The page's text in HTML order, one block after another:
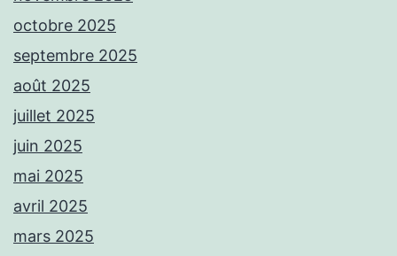
octobre 2025
septembre 2025
août 2025
juillet 2025
juin 2025
mai 2025
avril 2025
mars 2025